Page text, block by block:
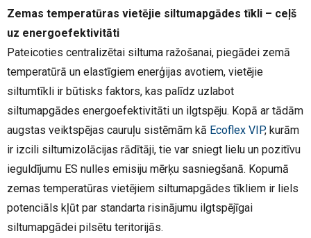
Zemas temperatūras vietējie siltumapgādes tīkli – ceļš
uz energoefektivitāti
Pateicoties centralizētai siltuma ražošanai, piegādei zemā
temperatūrā un elastīgiem enerģijas avotiem, vietējie
siltumtīkli ir būtisks faktors, kas palīdz uzlabot
siltumapgādes energoefektivitāti un ilgtspēju. Kopā ar tādām
augstas veiktspējas cauruļu sistēmām kā Ecoflex VIP, kurām
ir izcili siltumizolācijas rādītāji, tie var sniegt lielu un pozitīvu
ieguldījumu ES nulles emisiju mērķu sasniegšanā. Kopumā
zemas temperatūras vietējiem siltumapgādes tīkliem ir liels
potenciāls kļūt par standarta risinājumu ilgtspējīgai
siltumapgādei pilsētu teritorijās.